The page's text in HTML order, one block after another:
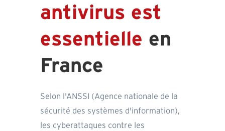
antivirus est
essentielle en
France
Selon l'ANSSI (Agence nationale de la
sécurité des systèmes d'information),
les cyberattaques contre les